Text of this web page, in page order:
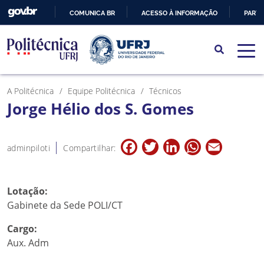
PARA
O
CONTEÚDO
COMUNICA BR ACESSO À INFORMAÇÃO
A Politécnica Equipe Politécnica Técnicos
Jorge Hélio dos S. Gomes
adminpiloti Compartilhar: Facebook
TwitterLinkedInWhatsApp
Email
Lotação:
Gabinete da Sede POLI/CT
Cargo:
Aux. Adm